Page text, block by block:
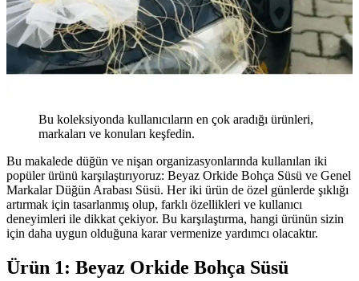
Bu koleksiyonda kullanıcıların en çok aradığı ürünleri,
markaları ve konuları keşfedin.
Bu makalede düğün ve nişan organizasyonlarında kullanılan iki
popüler ürünü karşılaştırıyoruz: Beyaz Orkide Bohça Süsü ve Genel
Markalar Düğün Arabası Süsü. Her iki ürün de özel günlerde şıklığı
artırmak için tasarlanmış olup, farklı özellikleri ve kullanıcı
deneyimleri ile dikkat çekiyor. Bu karşılaştırma, hangi ürünün sizin
için daha uygun olduğuna karar vermenize yardımcı olacaktır.
Ürün 1: Beyaz Orkide Bohça Süsü